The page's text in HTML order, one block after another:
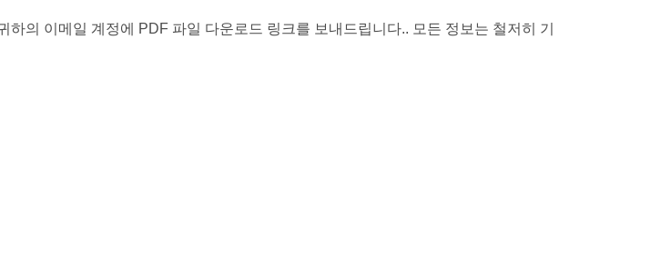
의 이메일 계정에 PDF 파일 다운로드 링크를 보내드립니다.. 모든 정보는 철저히 기